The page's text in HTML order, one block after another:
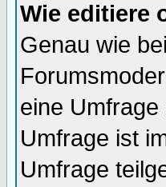
Wie editiere
Genau wie
eine
Umfrage ist
Umfrage